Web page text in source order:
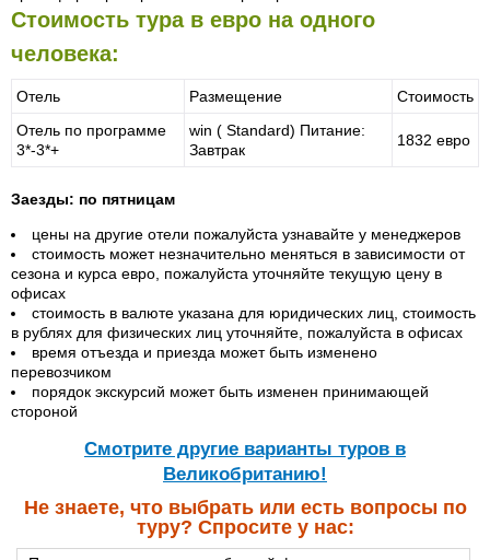
Стоимость тура в евро на одного
человека:
Отель Размещение
Стоимость
Отель по программе
3*-3*+
win ( Standard) Питание:
Завтрак
1832 евро
Заезды: по пятницам
цены на другие отели пожалуйста узнавайте у менеджеров
стоимость может незначительно меняться в зависимости от
сезона и курса евро, пожалуйста уточняйте текущую цену в
офисах
стоимость в валюте указана для юридических лиц, стоимость
в рублях для физических лиц уточняйте, пожалуйста в офисах
время отъезда и приезда может быть изменено
перевозчиком
порядок экскурсий может быть изменен принимающей
стороной
Cмотрите другие варианты туров в
Великобританию!
Не знаете, что выбрать или есть вопросы по
туру? Спросите у нас: